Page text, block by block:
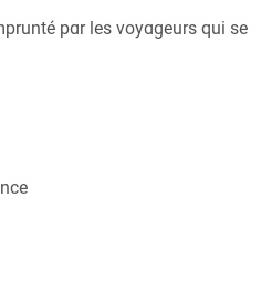
par les voyageurs qui se